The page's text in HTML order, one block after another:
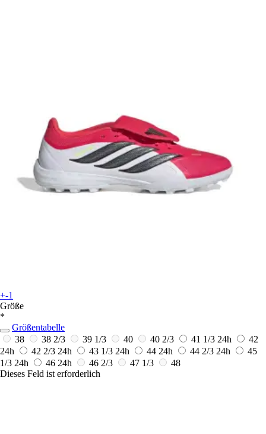
+-1
Größe
*
Größentabelle
38
38 2/3 39 1/3 40 40 2/3 41 1/3 24h
42
24h
42 2/3 24h 43 1/3 24h 44 24h 44 2/3 24h
45
1/3 24h 46 24h 46 2/3 47 1/3
48
Dieses Feld ist erforderlich